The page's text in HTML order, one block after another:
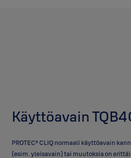
Käyttöavain
PROTEC² CLIQ normaali käyttöavain
(esim. yleisavain) tai muutoksia on